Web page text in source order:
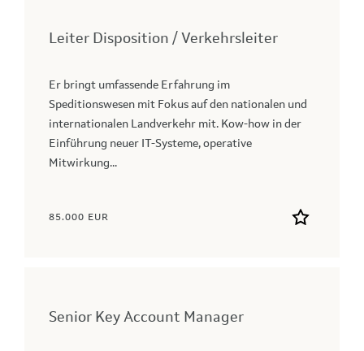
Leiter Disposition / Verkehrsleiter
Er bringt umfassende Erfahrung im
Speditionswesen mit Fokus auf den nationalen und
internationalen Landverkehr mit. Kow-how in der
Einführung neuer IT-Systeme, operative
Mitwirkung...
85.000 EUR
Senior Key Account Manager